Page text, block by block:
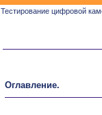
Тестирование цифровой
Оглавление.